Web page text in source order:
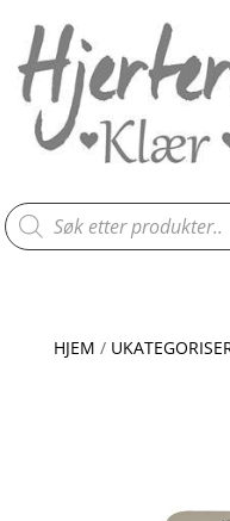
Products
search
HJEM /